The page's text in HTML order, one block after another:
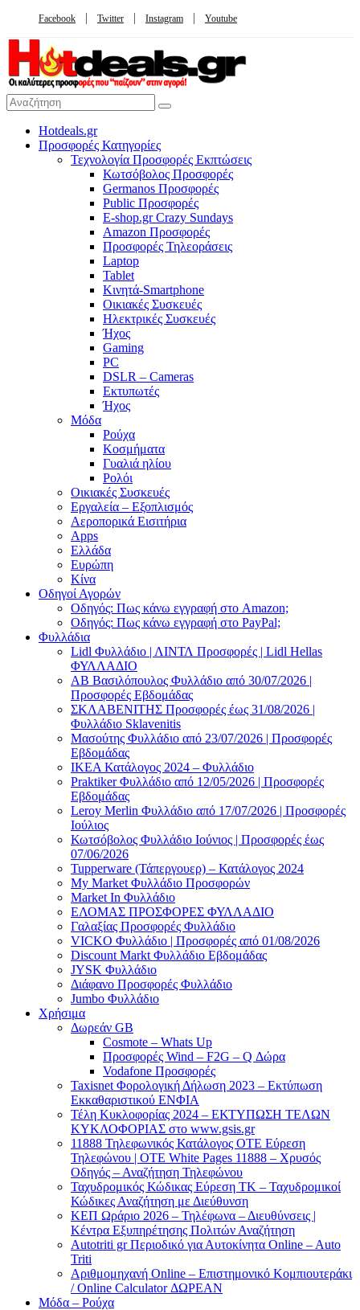
Facebook Twitter Instagram Youtube
Hotdeals.gr
Προσφορές Κατηγορίες
Τεχνολογία Προσφορές Εκπτώσεις
Κωτσόβολος Προσφορές
Germanos Προσφορές
Public Προσφορές
E-shop.gr Crazy Sundays
Amazon Προσφορές
Προσφορές Τηλεοράσεις
Laptop
Tablet
Κινητά-Smartphone
Οικιακές Συσκευές
Hλεκτρικές Συσκευές
Ήχος
Gaming
PC
DSLR – Cameras
Εκτυπωτές
Ήχος
Μόδα
Ρούχα
Κοσμήματα
Γυαλιά ηλίου
Ρολόι
Οικιακές Συσκευές
Εργαλεία – Εξοπλισμός
Αεροπορικά Εισιτήρια
Apps
Ελλάδα
Ευρώπη
Κίνα
Οδηγοί Αγορών
Οδηγός: Πως κάνω εγγραφή στο Amazon;
Οδηγός: Πως κάνω εγγραφή στο PayPal;
Φυλλάδια
Lidl Φυλλάδιο | ΛΙΝΤΛ Προσφορές | Lidl Hellas
ΦΥΛΛΑΔΙΟ
AB Βασιλόπουλος Φυλλάδιο από 30/07/2026 |
Προσφορές Εβδομάδας
ΣΚΛΑΒΕΝΙΤΗΣ Προσφορές έως 31/08/2026 |
Φυλλάδιο Sklavenitis
Μασούτης Φυλλάδιο από 23/07/2026 | Προσφορές
Εβδομάδας
ΙΚΕΑ Κατάλογος 2024 – Φυλλάδιο
Praktiker Φυλλάδιο από 12/05/2026 | Προσφορές
Εβδομάδας
Leroy Merlin Φυλλάδιο από 17/07/2026 | Προσφορές
Ιούλιος
Κωτσόβολος Φυλλάδιο Ιούνιος | Προσφορές έως
07/06/2026
Tupperware (Τάπεργουερ) – Κατάλογος 2024
My Market Φυλλάδιο Προσφορών
Market In Φυλλάδιο
ΕΛΟΜΑΣ ΠΡΟΣΦΟΡΕΣ ΦΥΛΛΑΔΙΟ
Γαλαξίας Προσφορές Φυλλάδιο
VICKO Φυλλάδιο | Προσφορές από 01/08/2026
Discount Markt Φυλλάδιο Εβδομάδας
JYSK Φυλλάδιο
Διάφανο Προσφορές Φυλλάδιο
Jumbo Φυλλάδιο
Χρήσιμα
Δωρεάν GB
Cosmote – Whats Up
Προσφορές Wind – F2G – Q Δώρα
Vodafone Προσφορές
Taxisnet Φορολογική Δήλωση 2023 – Εκτύπωση
Εκκαθαριστικού EΝΦΙΑ
Τέλη Kυκλοφορίας 2024 – ΕΚΤΥΠΩΣΗ ΤΕΛΩΝ
ΚΥΚΛΟΦΟΡΙΑΣ στο www.gsis.gr
11888 Τηλεφωνικός Κατάλογος ΟΤΕ Εύρεση
Τηλεφώνου | OTE White Pages 11888 – Χρυσός
Οδηγός – Αναζήτηση Τηλεφώνου
Ταχυδρομικός Κώδικας Εύρεση ΤΚ – Ταχυδρομικοί
Κώδικες Αναζήτηση με Διεύθυνση
ΚΕΠ Ωράριο 2026 – Τηλέφωνα – Διευθύνσεις |
Κέντρα Εξυπηρέτησης Πολιτών Αναζήτηση
Autotriti gr Περιοδικό για Αυτοκίνητα Online – Auto
Triti
Αριθμομηχανή Online – Επιστημονικό Κομπιουτεράκι
/ Online Calculator ΔΩΡΕΑΝ
Μόδα – Ρούχα